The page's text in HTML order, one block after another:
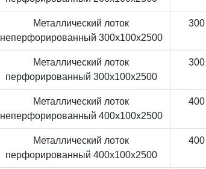
Металлический лоток
неперфорированный 300x100x2500
300
Металлический лоток
перфорированный 300x100x2500
300
Металлический лоток
неперфорированный 400x100x2500
400
Металлический лоток
перфорированный 400x100x2500
400